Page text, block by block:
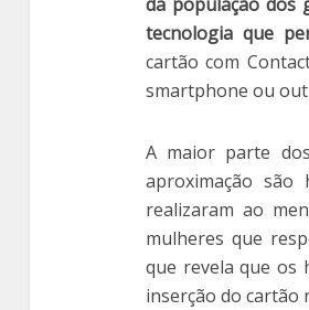
tecnologia que
cartão com
smartphone ou
A maior parte
aproximação são
realizaram ao
mulheres que
que revela que os
inserção do cartão